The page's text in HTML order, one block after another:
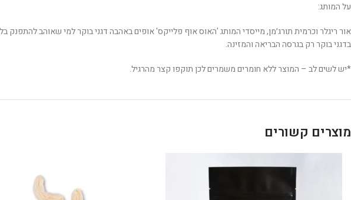
על המותג:
אור ריגלר וכרמית תורג׳מן, מייסדי המותג 'האוס אוף פלייקס' אופים באהבה דגני בוקר למי שאוהב להתפנק
בדגני בוקר רק בגרסה הבריאה והמזינה.
*יש לשים לב – המוצר ללא חומרים משמרים לכן תוקפו קצר מהרגיל.
מוצרים קשורים